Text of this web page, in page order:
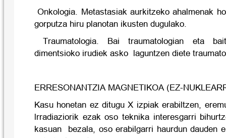
Onkologia. Metastasiak aurkitzeko ahalmenak
gorputza hiru planotan ikusten dugulako.
Traumatologia. Bai traumatologian eta
dimentsioko irudiek asko laguntzen diete
ERRESONANTZIA MAGNETIKOA (EZ-
Kasu honetan ez ditugu X izpiak erabiltzen,
lrradiaziorik ezak oso teknika interesgarri
kasuan bezala, oso erabilgarri haurdun dauden